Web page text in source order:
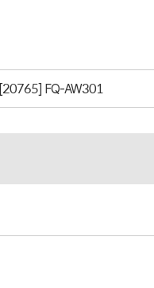
[20765] FQ-AW301